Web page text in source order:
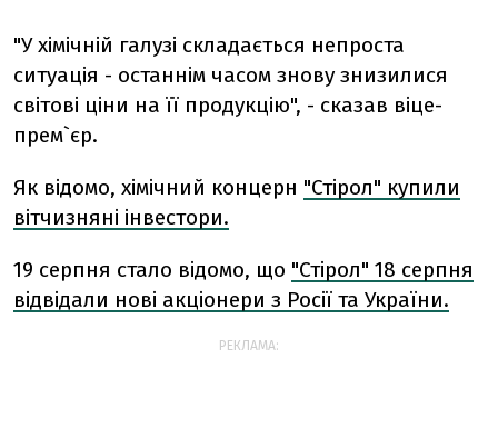
"У хімічній галузі складається непроста
ситуація - останнім часом знову знизилися
світові ціни на її продукцію", - сказав віце-
прем`єр.
Як відомо, хімічний концерн "Стірол" купили
вітчизняні інвестори.
19 серпня стало відомо, що "Стірол" 18 серпня
відвідали нові акціонери з Росії та України.
РЕКЛАМА: